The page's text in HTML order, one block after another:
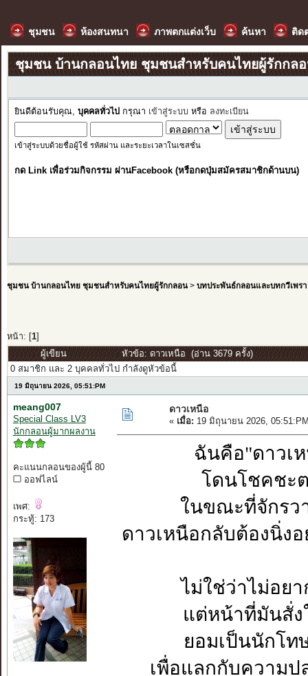
ชุมชน ห้องสนทนา ภาพตกแต่งเว็บ ค้นหา ติด
ชุมชน บ้านกลอนไทย ชุมชนสำหรับคนไทยผู้รักกล
ยินดีต้อนรับคุณ, บุคคลทั่วไป กรุณา เข้าสู่ระบบ หรือ ลงทะเบียน
เข้าสู่ระบบด้วยชื่อผู้ใช้ รหัสผ่าน และระยะเวลาในเซสชั่น
กด Link เพื่อร่วมกิจกรรม ผ่านFacebook (หรือกดปุ่มสมัครสมาชิกด้านบน)
ชุมชน บ้านกลอนไทย ชุมชนสำหรับคนไทยผู้รักกลอน> บทประพันธ์กลอนและบทกวีเพรา
หน้า: [ 1]
ผู้เขียน
หัวข้อ: ดาวเหนือ (อ่าน 3679 ครั้ง)
0 สมาชิก และ 2 บุคคลทั่วไป กำลังดูหัวข้อนี้
19 มิถุนายน 2026, 05:51:PM
meang007
Special Class LV3
นักกลอนผู้มากผลงาน
คะแนนกลอนของผู้นี้ 80
ออฟไลน์
เพศ:
กระทู้: 173
ดาวเหนือ
« เมื่อ: 19 มิถุนายน 2026,
ฉันคือ"ดาวเ
โดนโชคชะ
ในขณะที่จักรว
ดาวเหนือกลับต้องนิ่ง
ไม่ใช่ว่าไม่อย
แต่หน้าที่มันสั่ง
ยอมเป็นนักโท
เพื่อแลกกับความป